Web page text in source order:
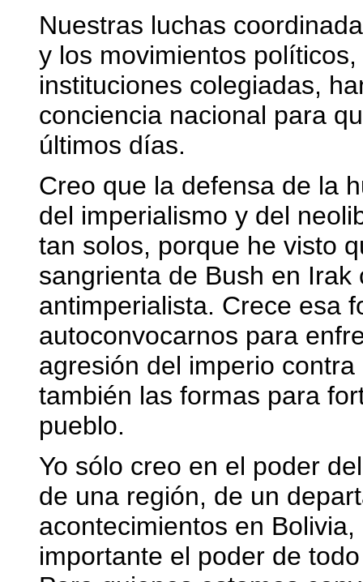
Nuestras luchas
y los movimientos
instituciones colegiadas,
conciencia nacional para
últimos días.
Creo que la defensa de la
del imperialismo y del
tan solos, porque he visto
sangrienta de Bush en
antimperialista. Crece esa
autoconvocarnos para
agresión del imperio
también las formas para
pueblo.
Yo sólo creo en el poder
de una región, de un
acontecimientos en
importante el poder de